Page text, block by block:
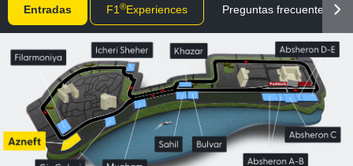
Entradas F1 ®Experiences Preguntas frecuentes